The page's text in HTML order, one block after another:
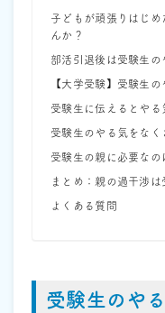
子どもが頑張りはじ
んか？
部活引退後は受験生
【大学受験】受験生
受験生に伝えるとやる
受験生のやる気をなく
受験生の親に必要なの
まとめ：親の過干渉
よくある質問
受験生のや